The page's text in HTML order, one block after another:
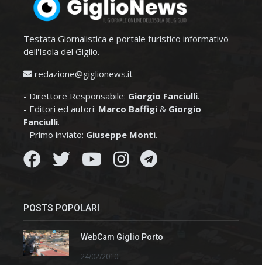
Testata Giornalistica e portale turistico informativo
dell'Isola del Giglio.
redazione@giglionews.it
- Direttore Responsabile: Giorgio Fanciulli.
- Editori ed autori: Marco Baffigi & Giorgio
Fanciulli.
- Primo inviato: Giuseppe Monti.
POSTS POPOLARI
WebCam Giglio Porto
24/02/2010